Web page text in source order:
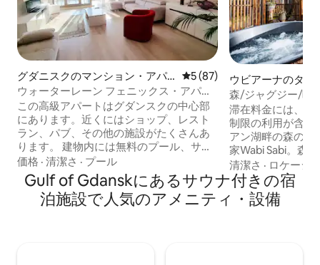
グダニスクのマンション・アパ
ート
レビュー87件、5つ星中5つ
5 (87)
ウォーターレーン フェニックス・アパー
トメント・オールタウン
この高級アパートはグダンスクの中心部
にあります。近くにはショップ、レスト
ラン、パブ、その他の施設がたくさんあ
ります。 建物内には無料のプール、サウ
ナ（ウェットとドライ）、ジムもありま
す。 リビングルームには広々としたバル
コニーがあり、素敵な景色が見えます。
Wi-Fiとテレビ、地下駐車場を無料でご利
価格 · 清潔さ · プール
ウビアーナのタイ
森/ジャグジー/暖
シュビ
滞在料金には、ジ
制限の利用が含まれて
アン湖畔の森の中
家Wabi Sabi。森
45平方メートル
室、キッチン付
ム、ダイニング
きなテラスがあ
清潔さ · ロケーシ
Gulf of Gdanskにあるサウナ付きの宿
泊施設で人気のアメニティ・設備